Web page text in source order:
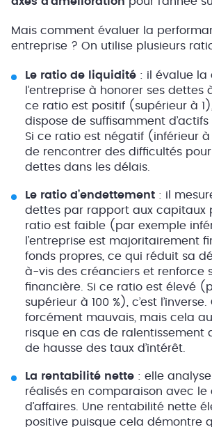
Mais comment évaluer la
entreprise ? On utilise plusieurs
Le ratio de liquidité : il évalue
l’entreprise à honorer ses dettes
ce ratio est positif (supérieur à
dispose de suffisamment
Si ce ratio est négatif (inférieur à
de rencontrer des difficultés
dettes dans les délais.
Le ratio d’endettement : il
dettes par rapport aux capitaux
ratio est faible (par exemple
l’entreprise est majoritairement
fonds propres, ce qui réduit sa
à-vis des créanciers et renforce
financière. Si ce ratio est élevé
supérieur à 100 %), c’est l’inverse.
forcément mauvais, mais cela
risque en cas de ralentissement
de hausse des taux d’intérêt.
La rentabilité nette : elle
réalisés en comparaison avec le
d’affaires. Une rentabilité nette
positive puisque cela démontre